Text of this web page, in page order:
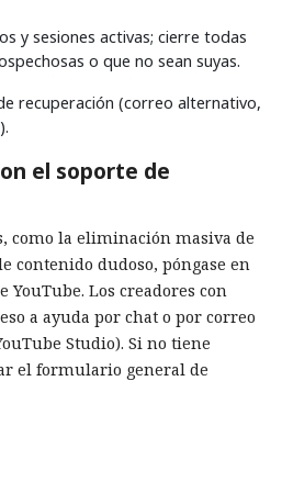
y sesiones activas; cierre todas
o que no sean suyas.
recuperación (correo alternativo,
el soporte de
como la eliminación masiva de
contenido dudoso, póngase en
YouTube. Los creadores con
a ayuda por chat o por correo
Studio). Si no tiene
el formulario general de